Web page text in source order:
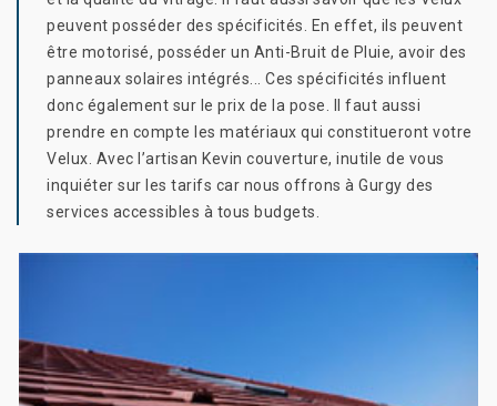
peuvent posséder des spécificités. En effet, ils peuvent
être motorisé, posséder un Anti-Bruit de Pluie, avoir des
panneaux solaires intégrés... Ces spécificités influent
donc également sur le prix de la pose. Il faut aussi
prendre en compte les matériaux qui constitueront votre
Velux. Avec l’artisan Kevin couverture, inutile de vous
inquiéter sur les tarifs car nous offrons à Gurgy des
services accessibles à tous budgets.